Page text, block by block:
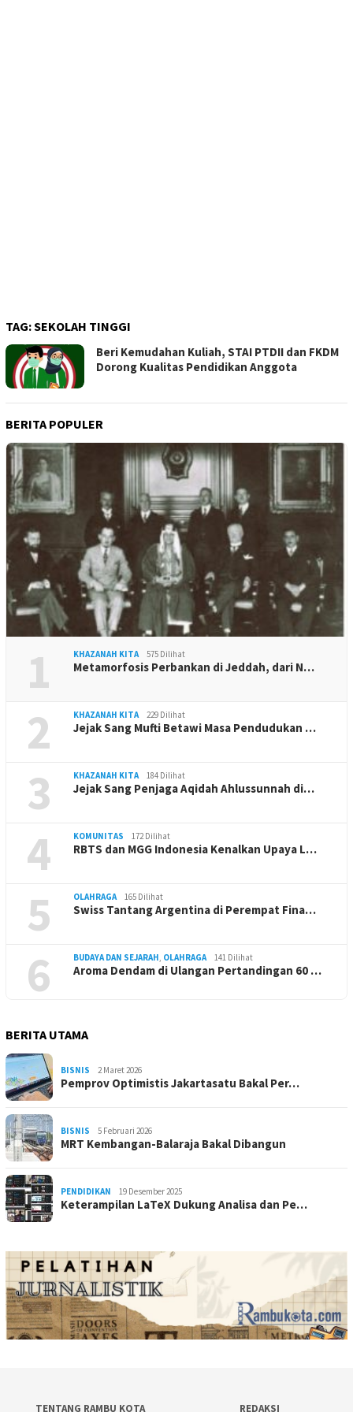
TAG:SEKOLAH TINGGI
Beri Kemudahan Kuliah, STAI PTDII dan FKDM
Dorong Kualitas Pendidikan Anggota
BERITA POPULER
1 KHAZANAH KITA 575 Dilihat
Metamorfosis Perbankan di Jeddah, dari N…
2 KHAZANAH KITA 229 Dilihat
Jejak Sang Mufti Betawi Masa Pendudukan …
3 KHAZANAH KITA 184 Dilihat
Jejak Sang Penjaga Aqidah Ahlussunnah di…
4 KOMUNITAS 172 Dilihat
RBTS dan MGG Indonesia Kenalkan Upaya L…
5 OLAHRAGA 165 Dilihat
Swiss Tantang Argentina di Perempat Fina…
6 BUDAYA DAN SEJARAH, OLAHRAGA 141 Dilihat
Aroma Dendam di Ulangan Pertandingan 60 …
BERITA UTAMA
BISNIS 2 Maret 2026
Pemprov Optimistis Jakartasatu Bakal Per…
BISNIS 5 Februari 2026
MRT Kembangan-Balaraja Bakal Dibangun
PENDIDIKAN 19 Desember 2025
Keterampilan LaTeX Dukung Analisa dan Pe…
TENTANG RAMBU KOTA REDAKSI